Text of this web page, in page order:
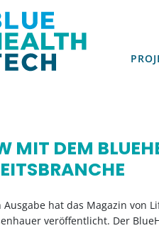
MIT DEM
hat das Magazin von
veröffentlicht. Der